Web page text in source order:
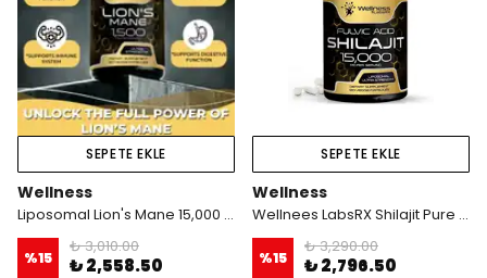
SEPETE EKLE
Wellness
Liposomal Lion's Mane 15,000 mg 120 Veg. Capsul
%15
₺ 3,010.00
₺ 2,558.50
SEPETE EKLE
Wellness
Wellnees LabsRX Shilajit Pure Himalayan Organic 15,000 Mg 120 Veggie Kapsül
%15
₺ 3,290.00
₺ 2,796.50